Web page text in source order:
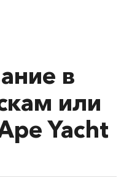
в
или
Yacht